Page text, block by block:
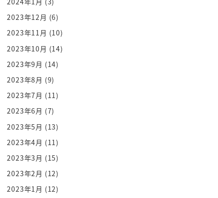
ナントカスタン系のグリッターん家にソ連
から独立して中央アジアと言われるんです
言われるんですね
はいでこっち側逆に逆サイドにはですね
もうそのウィンドとかがあるインド中国と
中東と中央アジアのですねど真ん中にある
のがアフガニスタンのわけですよ
で旧ソ連中国インド中東っていうものの
松本交差点みたいなところに
アフガニスタンあります鹿を内陸国なん
ですね舞木1日にも他国の状態がある中で
この中東に位置するわけですよね中東と
いえばイスラム教なんですよねイスラム教
2023年12月 (6)
2023年11月 (10)
2023年10月 (14)
2023年9月 (14)
2023年8月 (9)
2023年7月 (11)
2023年6月 (7)
2023年5月 (13)
2023年4月 (11)
2023年3月 (15)
2023年2月 (12)
2023年1月 (12)